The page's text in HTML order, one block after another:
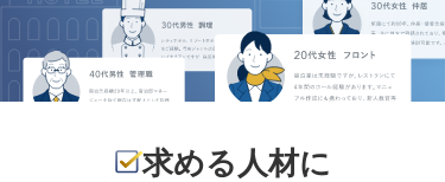
求める人材に